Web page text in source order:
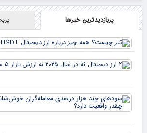
پربازدیدترین خبرها